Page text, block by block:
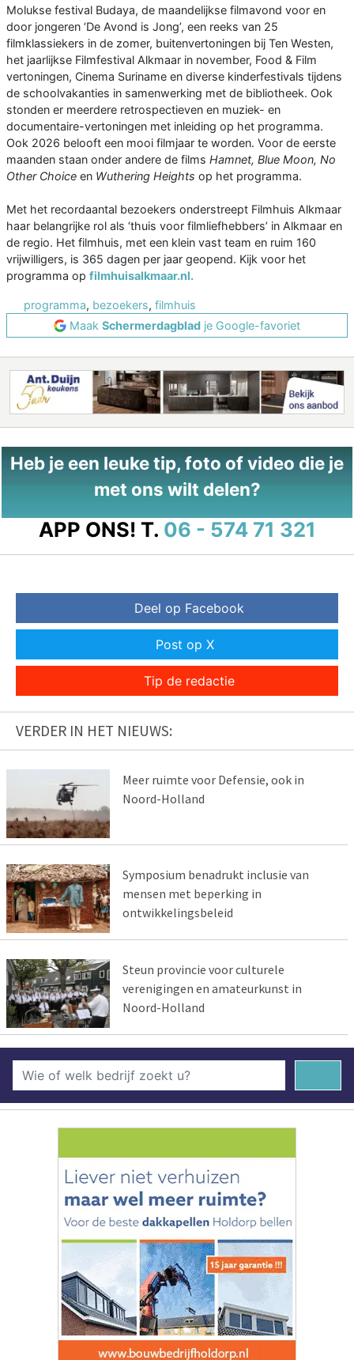
Molukse festival Budaya, de maandelijkse filmavond voor en
door jongeren ‘De Avond is Jong’, een reeks van 25
filmklassiekers in de zomer, buitenvertoningen bij Ten Westen,
het jaarlijkse Filmfestival Alkmaar in november, Food & Film
vertoningen, Cinema Suriname en diverse kinderfestivals tijdens
de schoolvakanties in samenwerking met de bibliotheek. Ook
stonden er meerdere retrospectieven en muziek- en
documentaire-vertoningen met inleiding op het programma.
Ook 2026 belooft een mooi filmjaar te worden. Voor de eerste
maanden staan onder andere de films Hamnet, Blue Moon, No
Other Choice en Wuthering Heights op het programma.
Met het recordaantal bezoekers onderstreept Filmhuis Alkmaar
haar belangrijke rol als ‘thuis voor filmliefhebbers’ in Alkmaar en
de regio. Het filmhuis, met een klein vast team en ruim 160
vrijwilligers, is 365 dagen per jaar geopend. Kijk voor het
programma op filmhuisalkmaar.nl.
programma, bezoekers, filmhuis
Maak Schermerdagblad je Google-favoriet
Heb je een leuke tip, foto of video die je
met ons wilt delen?
APP ONS! T. 06 - 574 71 321
Deel op Facebook
Post op X
Tip de redactie
VERDER IN HET NIEUWS:
Meer ruimte voor Defensie, ook in
Noord-Holland
Symposium benadrukt inclusie van
mensen met beperking in
ontwikkelingsbeleid
Steun provincie voor culturele
verenigingen en amateurkunst in
Noord-Holland